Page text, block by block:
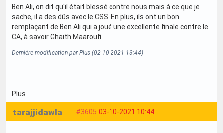
Ben Ali, on dit qu'il était blessé contre nous mais à ce que je
sache, il a des dûs avec le CSS. En plus, ils ont un bon
remplaçant de Ben Ali qui a joué une excellente finale contre le
CA, à savoir Ghaith Maaroufi.
Dernière modification par Plus (02-10-2021 13:44)
Plus
#3605 03-10-2021 10:44
tarajjidawla